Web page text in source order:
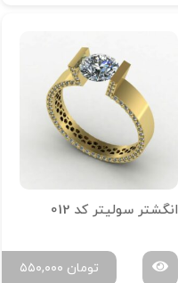
انگشتر سولیتر کد 012
۵۵۰,۰۰۰ تومان